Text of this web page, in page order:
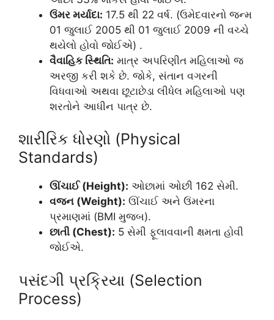
ઉંમર મર્યાદા: 17.5 થી 22 વર્ષ. (ઉમેદવારનો જન્મ
01 જુલાઈ 2005 થી 01 જુલાઈ 2009 ની વચ્ચે
થયેલો હોવો જોઈએ) .
વૈવાહિક સ્થિતિ: માત્ર અપરિણીત મહિલાઓ જ
અરજી કરી શકે છે. જોકે, સંતાન વગરની
વિધવાઓ અથવા છૂટાછેડા લીધેલ મહિલાઓ પણ
શરતોને આધીન પાત્ર છે.
શારીરિક ધોરણો (Physical
Standards)
ઊંચાઈ (Height): ઓછામાં ઓછી 162 સેમી.
વજન (Weight): ઊંચાઈ અને ઉંમરના
પ્રમાણમાં (BMI મુજબ).
છાતી (Chest): 5 સેમી ફૂલાવવાની ક્ષમતા હોવી
જોઈએ.
પસંદગી પ્રક્રિયા (Selection
Process)